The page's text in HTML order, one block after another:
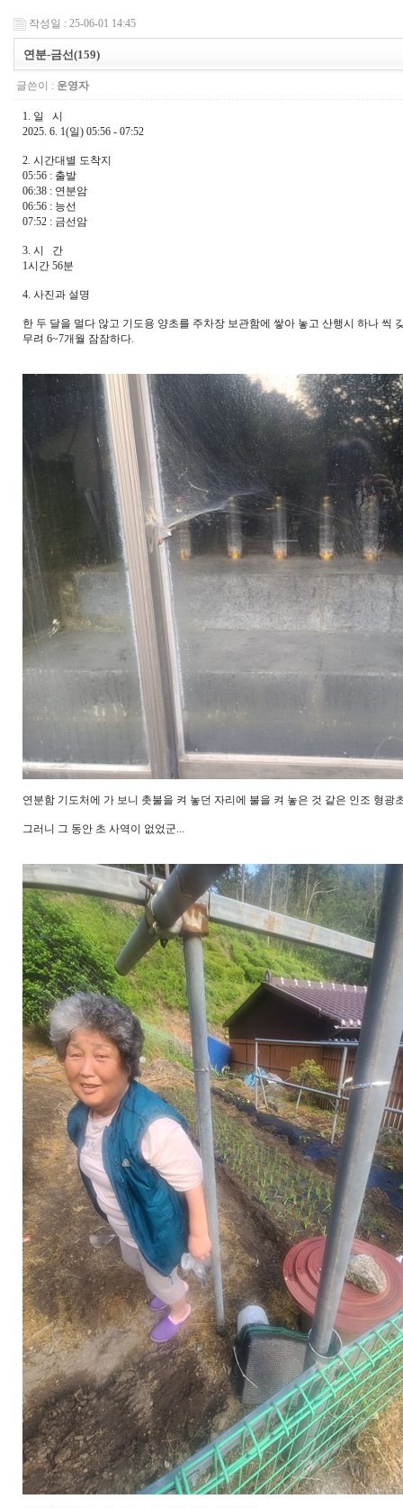
작성일 : 25-06-01 14:45
연분-금선(159)
글쓴이 : 운영자
1. 일 시
2025. 6. 1(일) 05:56 - 07:52
2. 시간대별 도착지
05:56 : 출발
06:38 : 연분암
06:56 : 능선
07:52 : 금선암
3. 시 간
1시간 56분
4. 사진과 설명
한 두 달을 멀다 않고 기도용 양초를 주차장 보관함에 쌓아 놓고 산행시 하나 씩
무려 6~7개월 잠잠하다.
연분함 기도처에 가 보니 촛불을 켜 놓던 자리에 불을 켜 놓은 것 같은 인조 형광
그러니 그 동안 초 사역이 없었군...